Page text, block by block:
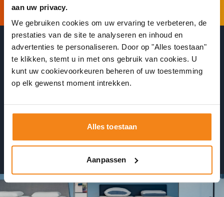
aan uw privacy.
We gebruiken cookies om uw ervaring te verbeteren, de
prestaties van de site te analyseren en inhoud en
advertenties te personaliseren. Door op "Alles toestaan"
te klikken, stemt u in met ons gebruik van cookies. U
kunt uw cookievoorkeuren beheren of uw toestemming
op elk gewenst moment intrekken.
Alles toestaan
Aanpassen
Wacht niet onnodig in de winkel
Plan 24/7 een afspraak in
Ontvang direct een bevestiging